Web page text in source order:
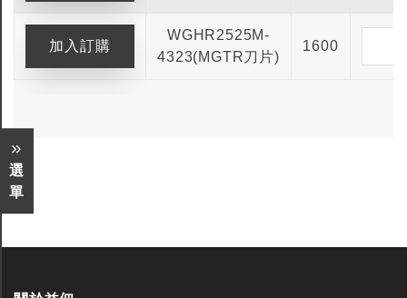
選
單
WGHR2525M-
4323(MGTR刀片)
1600